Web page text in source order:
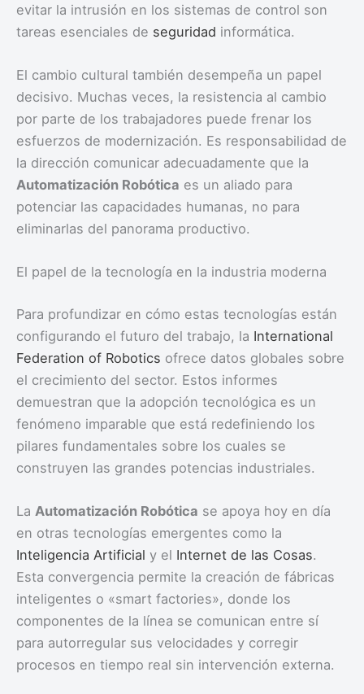
evitar la intrusión en los sistemas de control son
tareas esenciales de seguridad informática.
El cambio cultural también desempeña un papel
decisivo. Muchas veces, la resistencia al cambio
por parte de los trabajadores puede frenar los
esfuerzos de modernización. Es responsabilidad de
la dirección comunicar adecuadamente que la
Automatización Robótica es un aliado para
potenciar las capacidades humanas, no para
eliminarlas del panorama productivo.
El papel de la tecnología en la industria moderna
Para profundizar en cómo estas tecnologías están
configurando el futuro del trabajo, la International
Federation of Robotics ofrece datos globales sobre
el crecimiento del sector. Estos informes
demuestran que la adopción tecnológica es un
fenómeno imparable que está redefiniendo los
pilares fundamentales sobre los cuales se
construyen las grandes potencias industriales.
La Automatización Robótica se apoya hoy en día
en otras tecnologías emergentes como la
Inteligencia Artificial y el Internet de las Cosas.
Esta convergencia permite la creación de fábricas
inteligentes o «smart factories», donde los
componentes de la línea se comunican entre sí
para autorregular sus velocidades y corregir
procesos en tiempo real sin intervención externa.